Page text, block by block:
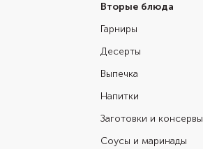
Вторые блюда
Гарниры
Десерты
Выпечка
Напитки
Заготовки и консервы
Соусы и маринады